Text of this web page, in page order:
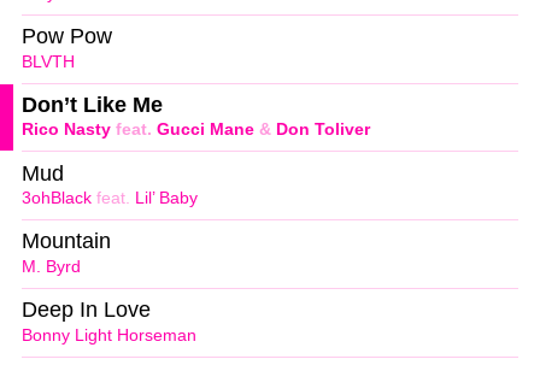
BLVTH
Pow Pow
Rico Nasty feat. Gucci Mane & Don Toliver
Don’t Like Me
3ohBlack feat. Lil’ Baby
Mud
M. Byrd
Mountain
Bonny Light Horseman
Deep In Love